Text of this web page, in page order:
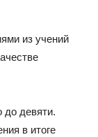
из учений
до девяти.
в итоге